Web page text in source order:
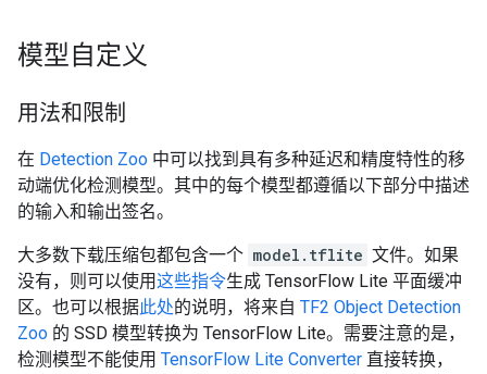
模型自定义
用法和限制
在 Detection Zoo 中可以找到具有多种延迟和精度特性的移
动端优化检测模型。其中的每个模型都遵循以下部分中描述
的输入和输出签名。
大多数下载压缩包都包含一个 model.tflite 文件。如果
没有，则可以使用这些指令生成 TensorFlow Lite 平面缓冲
区。也可以根据此处的说明，将来自 TF2 Object Detection
Zoo 的 SSD 模型转换为 TensorFlow Lite。需要注意的是，
检测模型不能使用 TensorFlow Lite Converter 直接转换，